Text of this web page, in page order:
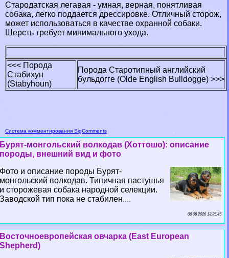
Стародатская легавая - умная, верная, понятливая
собака, легко поддается дрессировке. Отличный сторож,
может использоваться в качестве охранной собаки.
Шерсть требует минимального ухода.
<<< Порода
Стабихун
(Stabyhoun)
Порода Старотипный английский
бульдогге (Olde English Bulldogge) >>>
Система комментирования SigComments
Бурят-монгольский волкодав (Хоттошо): описание
породы, внешний вид и фото
Фото и описание породы Бурят-
монгольский волкодав. Типичная пастушья
и сторожевая собака народной селекции.
Заводской тип пока не стабилен....
08 08 2026 13:35:45
Восточноевропейская овчарка (East European
Shepherd)